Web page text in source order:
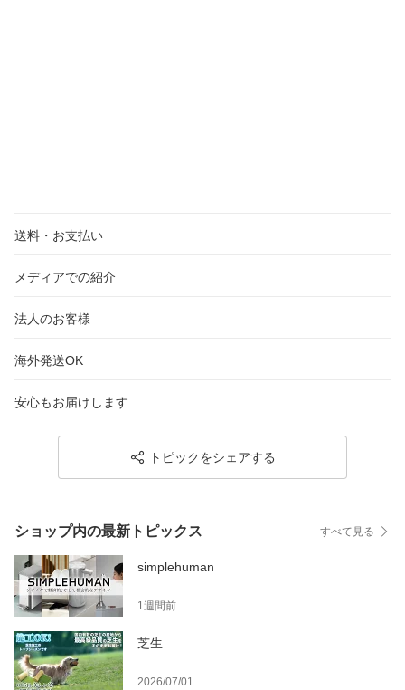
送料・お支払い
メディアでの紹介
法人のお客様
海外発送OK
安心もお届けします
トピックをシェアする
ショップ内の最新トピックス すべて見る
simplehuman
1週間前
芝生
2026/07/01